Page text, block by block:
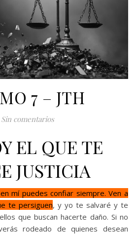
7 – JTH
Sin comentarios
EL QUE TE
JUSTICIA
te persiguen, y yo te salvaré y te
que buscan hacerte daño. Si no
rodeado de quienes desean